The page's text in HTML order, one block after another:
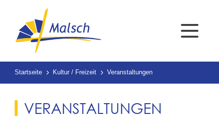
Startseite Kultur / Freizeit Veranstaltungen
VERANSTALTUNGEN